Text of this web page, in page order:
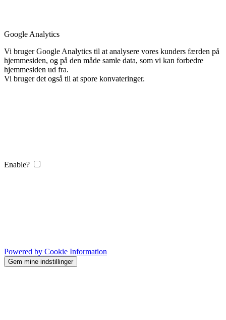
Google Analytics
Vi bruger Google Analytics til at analysere vores kunders færden på
hjemmesiden, og på den måde samle data, som vi kan forbedre
hjemmesiden ud fra.
Vi bruger det også til at spore konvateringer.
Enable?
Powered by Cookie Information
Gem mine indstillinger